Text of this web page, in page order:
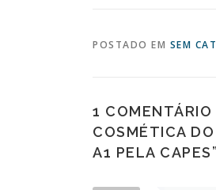
POSTADO EM SEM
1 COMENTÁRIO
COSMÉTICA
A1 PELA CAPES”